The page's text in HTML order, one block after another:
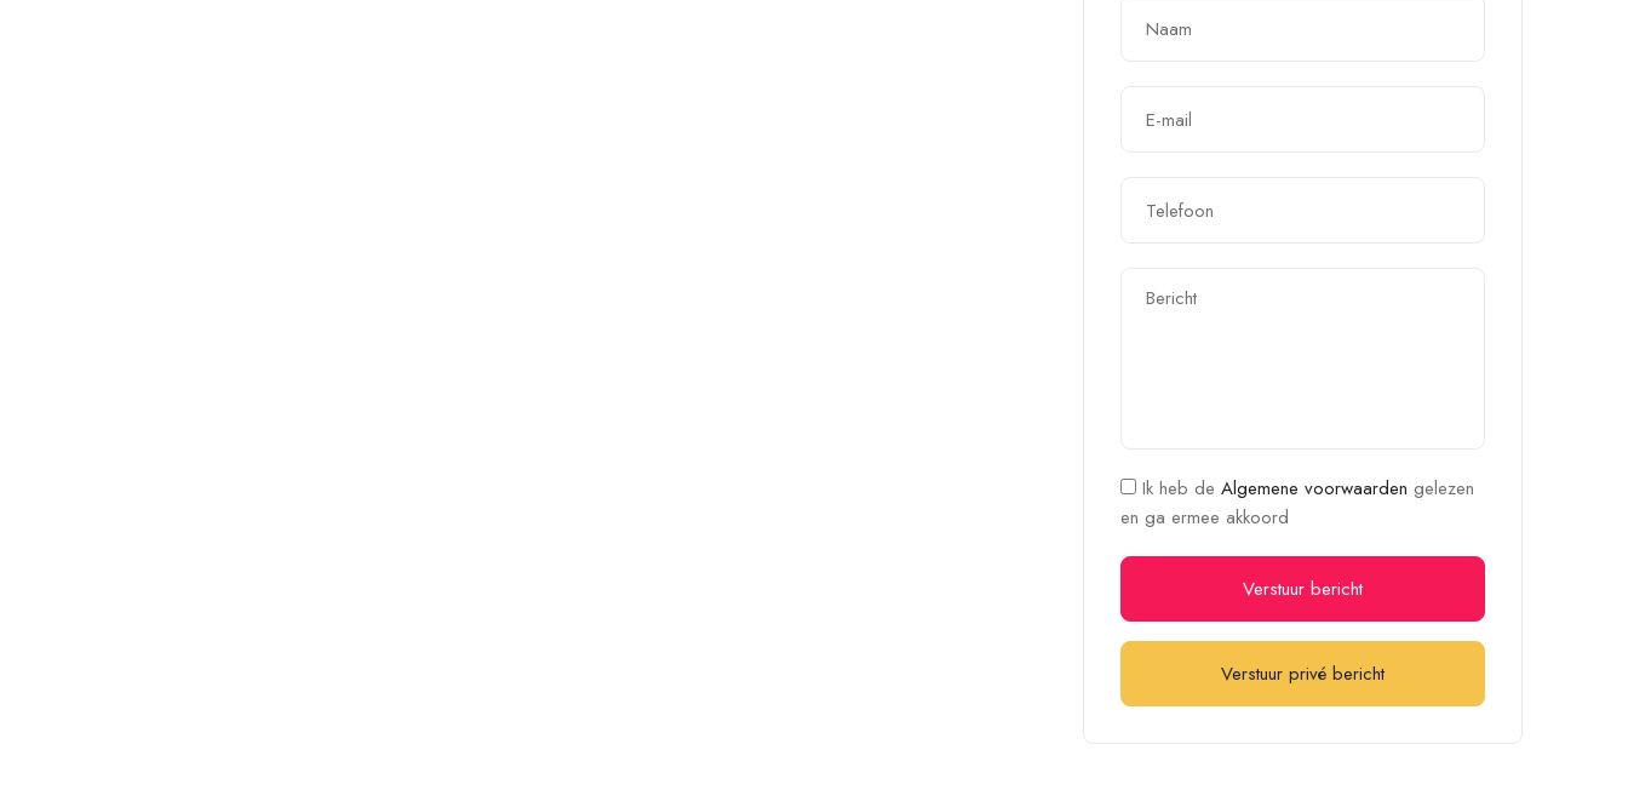
Ik heb de Algemene voorwaarden gelezen
en ga ermee akkoord
Verstuur bericht
Verstuur privé bericht